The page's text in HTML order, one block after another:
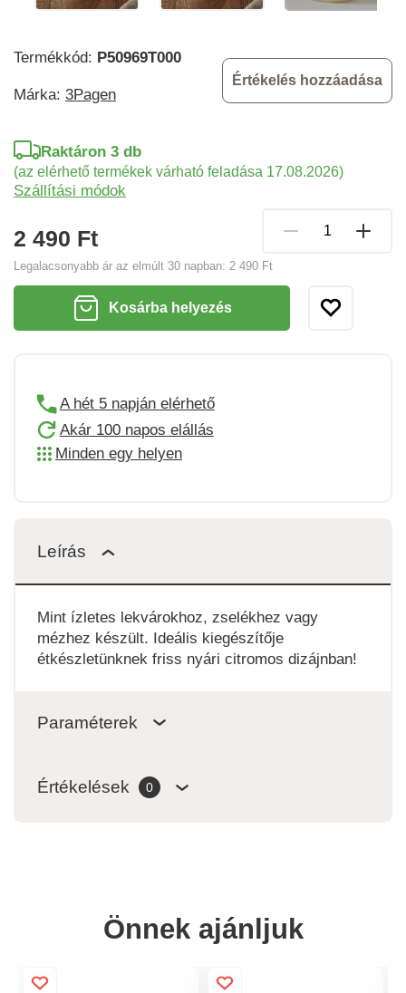
Termékkód: P50969T000
Márka: 3Pagen
Értékelés hozzáadása
2 490 Ft
Legalacsonyabb ár az elmúlt 30 napban: 2 490 Ft
Raktáron 3 db
(az elérhető termékek várható feladása 17.08.2026)
Szállítási módok
Kosárba helyezés
A hét 5 napján elérhető
Akár 100 napos elállás
Minden egy helyen
Leírás
Mint ízletes lekvárokhoz, zselékhez vagy
mézhez készült. Ideális kiegészítője
étkészletünknek friss nyári citromos dizájnban!
Paraméterek
Értékelések 0
Önnek ajánljuk